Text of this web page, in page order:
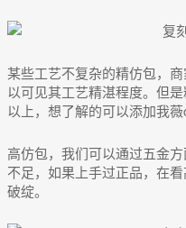
某些工艺不复杂的精仿包，
以可见其工艺精湛程度。但
以上，想了解的可以添加我
高仿包，我们可以通过五金
不足，如果上手过正品，在
破绽。